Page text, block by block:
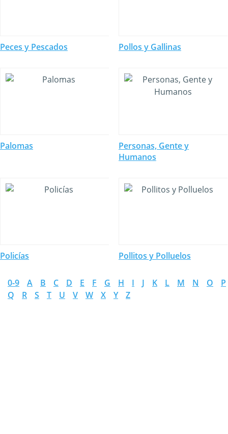
Peces y Pescados Pollos y Gallinas
Palomas
Personas, Gente y
Humanos
Policías Pollitos y Polluelos
0-9 A B C D E F G H I J K L M N O
P
Q
R S T U V W X Y Z